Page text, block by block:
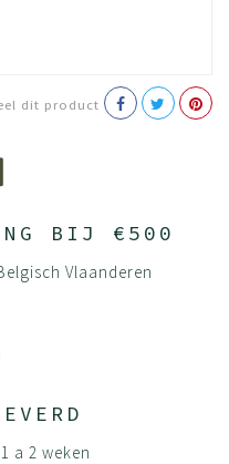
zo goed mogelijk te
om aandacht en goede
staan immers voor
gemaakt van
er een rustig en
onder hoge druk aan
dit product
BIJ €500
Vlaanderen
a 2 weken